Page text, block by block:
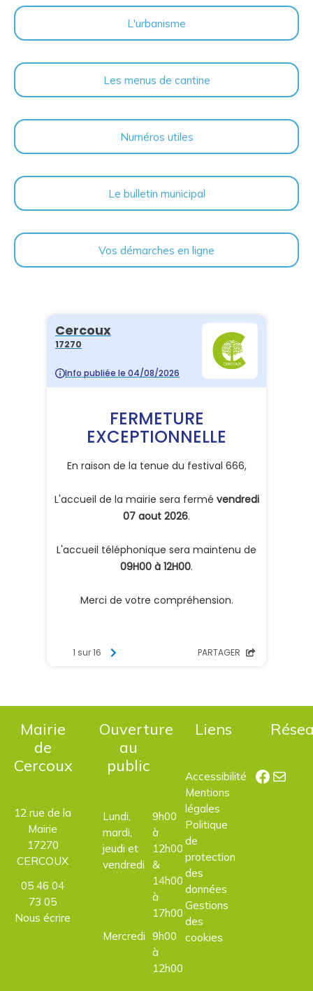
L'urbanisme
Les menus de cantine
Numéros utiles
Le bulletin municipal
Vos démarches en ligne
Mairie
de
Cercoux
12 rue de la
Mairie
17270
CERCOUX
05 46 04
73 05
Nous écrire
Ouverture
au
public
Lundi,
mardi,
jeudi et
vendredi
9h00
à
12h00
&
14h00
à
17h00
Mercredi 9h00
à
12h00
Liens
Accessibilité
Mentions
légales
Politique
de
protection
des
données
Gestions
des
cookies
E-mail